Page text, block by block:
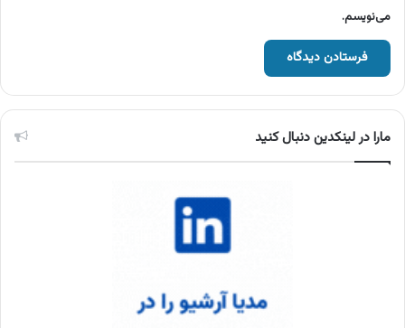
می‌نویسم.
مارا در لینکدین دنبال کنید